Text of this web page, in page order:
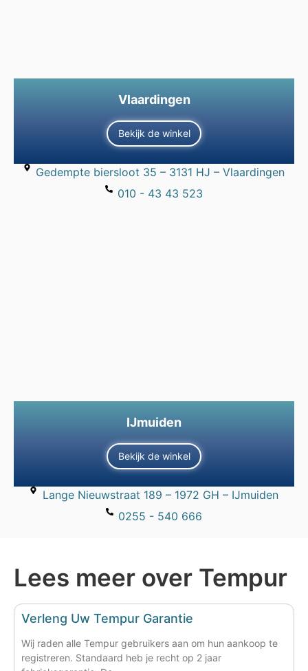
Vlaardingen
Bekijk de winkel
Gedempte biersloot 35 – 3131 HJ – Vlaardingen
010 - 43 43 523
IJmuiden
Bekijk de winkel
Lange Nieuwstraat 189 – 1972 GH – IJmuiden
0255 - 540 666
Lees meer over Tempur
Verleng Uw Tempur Garantie
Wij raden alle Tempur gebruikers aan om hun aankoop te
registreren. Standaard heb je recht op 2 jaar